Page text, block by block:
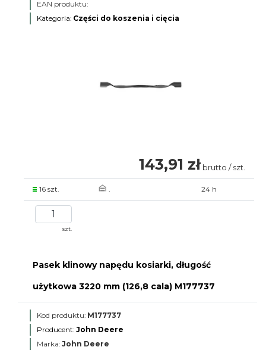
EAN produktu:
Kategoria: Części do koszenia i cięcia
143,91 zł brutto / szt.
16 szt. . 24 h
szt.
Pasek klinowy napędu kosiarki, długość
użytkowa 3220 mm (126,8 cala) M177737
Kod produktu: M177737
Producent: John Deere
Marka: John Deere